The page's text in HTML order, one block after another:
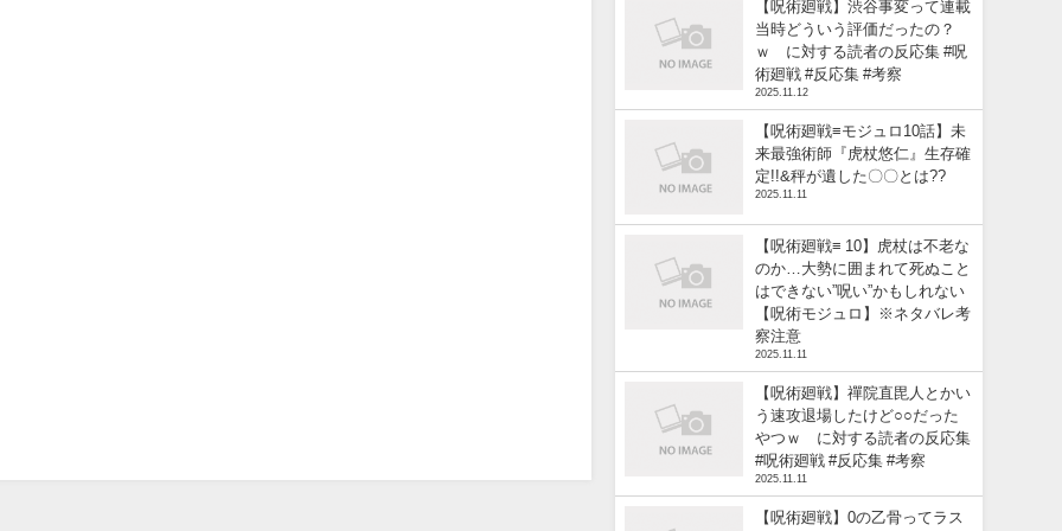
【呪術廻戦】渋谷事変って連載
当時どういう評価だったの？
ｗ に対する読者の反応集 #呪
術廻戦 #反応集 #考察
2025.11.12
【呪術廻戦≡モジュロ10話】未
来最強術師『虎杖悠仁』生存確
定!!&秤が遺した〇〇とは??
2025.11.11
【呪術廻戦≡ 10】虎杖は不老な
のか…大勢に囲まれて死ぬこと
はできない”呪い”かもしれない
【呪術モジュロ】※ネタバレ考
察注意
2025.11.11
【呪術廻戦】禪院直毘人とかい
う速攻退場したけど○○だった
やつｗ に対する読者の反応集
#呪術廻戦 #反応集 #考察
2025.11.11
【呪術廻戦】0の乙骨ってラス